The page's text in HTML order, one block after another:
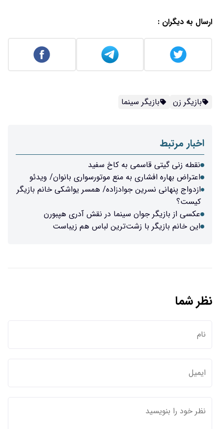
ارسال به دیگران :
بازیگر زن بازیگر سینما
اخبار مرتبط
نقطه زنی گیتی قاسمی به کاخ سفید
اعتراض بهاره افشاری به منع موتورسواری بانوان/ ویدئو
ازدواج پنهانی نسرین جوادزاده/ همسر یواشکی خانم بازیگر
کیست؟
عکسی از بازیگر جوان سینما در نقش آدری هپبورن
این خانم بازیگر با زشت‌ترین لباس‌ هم زیباست
نظر شما